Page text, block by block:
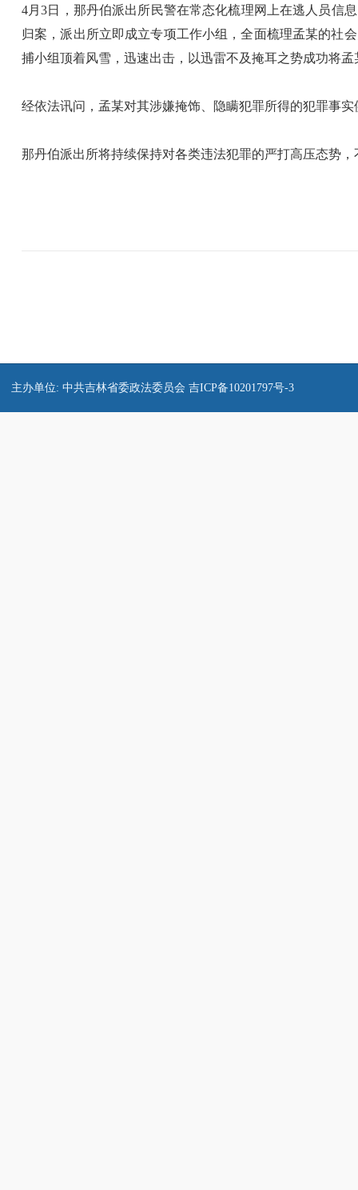
4月3日，那丹伯派出所民警在常态化梳理网上在逃人员信
归案，派出所立即成立专项工作小组，全面梳理孟某的社
捕小组顶着风雪，迅速出击，以迅雷不及掩耳之势成功将孟
经依法讯问，孟某对其涉嫌掩饰、隐瞒犯罪所得的犯罪事
那丹伯派出所将持续保持对各类违法犯罪的严打高压态势
主办单位: 中共吉林省委政法委员会 吉ICP备10201797号-3